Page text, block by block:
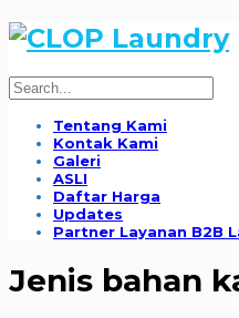
Tentang Kami
Kontak Kami
Galeri
ASLI
Daftar Harga
Updates
Partner Layanan B2B
Jenis bahan